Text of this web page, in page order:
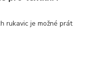
rukavic je možné prát